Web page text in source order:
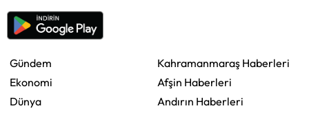
Gündem
Ekonomi
Dünya
Kahramanmaraş Haberleri
Afşin Haberleri
Andırın Haberleri